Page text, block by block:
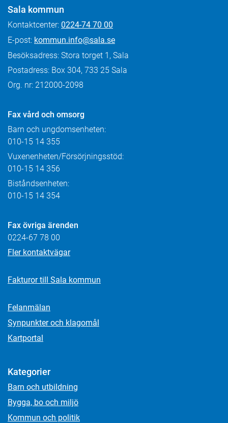
Sala kommun
Kontaktcenter: 0224-74 70 00
E-post: kommun.info@sala.se
Besöksadress: Stora torget 1, Sala
Postadress: Box 304, 733 25 Sala
Org. nr: 212000-2098
Fax vård och omsorg
Barn och ungdomsenheten:
010-15 14 355
Vuxenenheten/Försörjningsstöd:
010-15 14 356
Biståndsenheten:
010-15 14 354
Fax övriga ärenden
0224-67 78 00
Fler kontaktvägar
Fakturor till Sala kommun
Felanmälan
Synpunkter och klagomål
Kartportal
Kategorier
Barn och utbildning
Bygga, bo och miljö
Kommun och politik